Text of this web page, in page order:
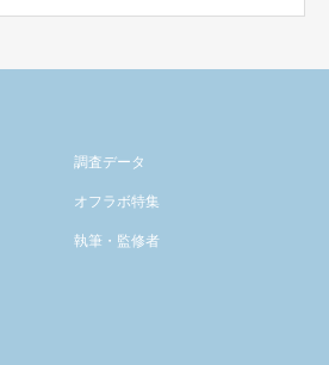
調査データ
オフラボ特集
執筆・監修者